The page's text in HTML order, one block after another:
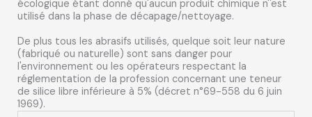
écologique étant donné qu'aucun produit chimique n''est
utilisé dans la phase de décapage/nettoyage.
De plus tous les abrasifs utilisés, quelque soit leur nature
(fabriqué ou naturelle) sont sans danger pour
l'environnement ou les opérateurs respectant la
réglementation de la profession concernant une teneur
de silice libre inférieure à 5% (décret n°69-558 du 6 juin
1969).